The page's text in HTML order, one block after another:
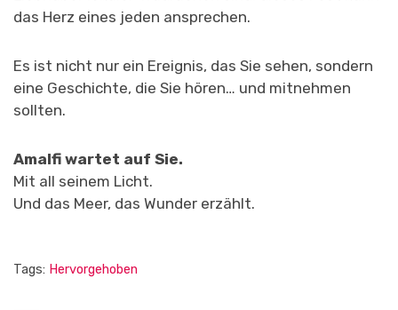
das Herz eines jeden ansprechen.
Es ist nicht nur ein Ereignis, das Sie sehen, sondern
eine Geschichte, die Sie hören… und mitnehmen
sollten.
Amalfi wartet auf Sie.
Mit all seinem Licht.
Und das Meer, das Wunder erzählt.
Tags: Hervorgehoben